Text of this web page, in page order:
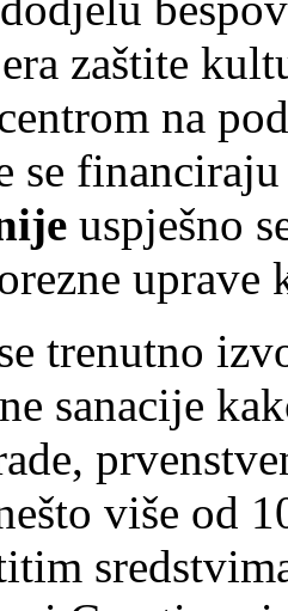
zaštite
na
se
uspješno
uprave
trenutno
sanacije
više od